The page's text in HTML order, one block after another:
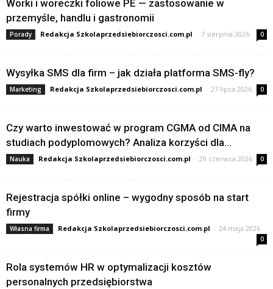
Worki i woreczki foliowe PE — zastosowanie w
przemyśle, handlu i gastronomii
Porady Redakcja Szkolaprzedsiebiorczosci.com.pl - 7 sierpnia 2026 0
Wysyłka SMS dla firm – jak działa platforma SMS-fly?
Marketing Redakcja Szkolaprzedsiebiorczosci.com.pl - 27 lipca 2026 0
Czy warto inwestować w program CGMA od CIMA na
studiach podyplomowych? Analiza korzyści dla...
Nauka Redakcja Szkolaprzedsiebiorczosci.com.pl - 29 czerwca 2026 0
Rejestracja spółki online – wygodny sposób na start
firmy
Własna firma Redakcja Szkolaprzedsiebiorczosci.com.pl - 24 maja 2026
0
Rola systemów HR w optymalizacji kosztów
personalnych przedsiębiorstwa